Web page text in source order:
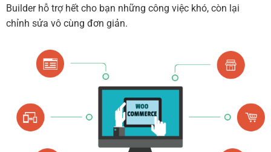
Builder hỗ trợ hết cho bạn những công việc khó, còn lại
chỉnh sửa vô cùng đơn giản.